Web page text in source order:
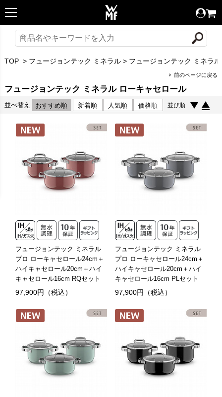
TOP > フュージョンテック ミネラル> フュージョンテック ミネラ
前のページに戻る
フュージョンテック ミネラル ローキャセロール
並べ替え おすすめ順 新着順 人気順 価格順 並び順
フュージョンテック ミネラル
プロ ローキャセロール24cm＋
ハイキャセロール20cm＋ハイ
キャセロール16cm RQセット
97,900円（税込）
フュージョンテック ミネラル
プロ ローキャセロール24cm＋
ハイキャセロール20cm＋ハイ
キャセロール16cm PLセット
97,900円（税込）